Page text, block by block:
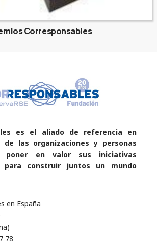
Corresponsables
es el aliado de referencia en
de las organizaciones y personas
poner en valor sus iniciativas
para construir juntos un mundo
en España
78